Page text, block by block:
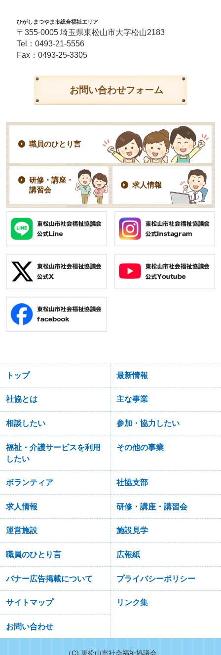
ひがしまつやま市総合福祉エリア
〒355-0005 埼玉県東松山市大字松山2183
Tel： 0493-21-5556
Fax：0493-25-3305
お問い合わせフォーム
職員のひとり言
研修・講座・
講習会
求人情報
トップ 最新情報
社協とは 主な事業
相談したい 参加・協力したい
福祉・介護サービスを利用
したい
その他の事業
ボランティア 社協支部
求人情報 研修・講座・講習会
運営施設 施設見学
職員のひとり言 広報紙
バナー広告掲載について プライバシーポリシー
サイトマップ リンク集
お問い合わせ
（C) 東松山市社会福祉協議会